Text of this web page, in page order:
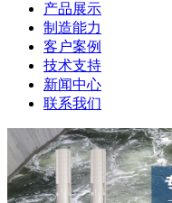
产品展示
制造能力
客户案例
技术支持
新闻中心
联系我们